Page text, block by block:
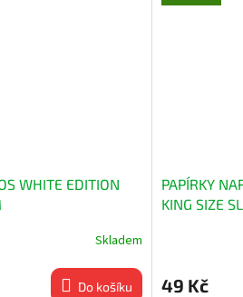
WHITE EDITION
Skladem
Do košíku
PAPÍRKY
KING SIZE
49 Kč